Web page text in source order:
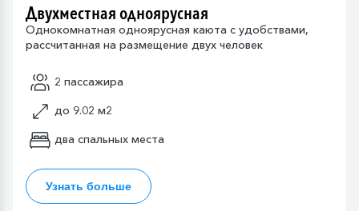
Двухместная одноярусная
Однокомнатная одноярусная каюта с удобствами,
рассчитанная на размещение двух человек
2 пассажира
до 9.02 м2
два спальных места
Узнать больше